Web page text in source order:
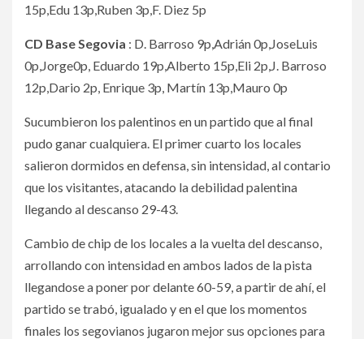
15p,Edu 13p,Ruben 3p,F. Diez 5p
CD Base Segovia : D. Barroso 9p,Adrián 0p,JoseLuis
0p,Jorge0p, Eduardo 19p,Alberto 15p,Eli 2p,J. Barroso
12p,Dario 2p, Enrique 3p, Martín 13p,Mauro 0p
Sucumbieron los palentinos en un partido que al final
pudo ganar cualquiera. El primer cuarto los locales
salieron dormidos en defensa, sin intensidad, al contario
que los visitantes, atacando la debilidad palentina
llegando al descanso 29-43.
Cambio de chip de los locales a la vuelta del descanso,
arrollando con intensidad en ambos lados de la pista
llegandose a poner por delante 60-59, a partir de ahí, el
partido se trabó, igualado y en el que los momentos
finales los segovianos jugaron mejor sus opciones para